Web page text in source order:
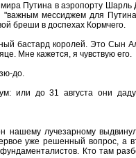
Путина в аэропорту Шарль
мессиджем для
бреши в доспехах Кормчего.
бастард королей. Это Сын
Мне кажется, я чувствую его.
до.
или до 31 августа они
нашему лучезарному
уже решенный вопрос, а
Кто там